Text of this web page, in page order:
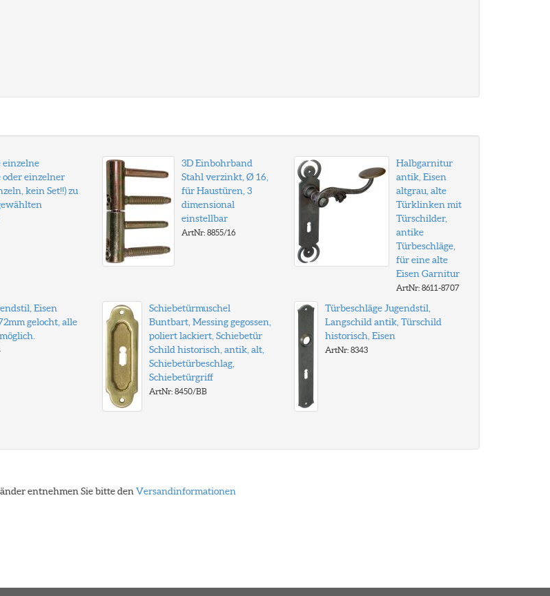
einzelne
oder einzelner
kein Set!!) zu
3D Einbohrband
Stahl verzinkt, Ø 16,
für Haustüren, 3
dimensional
einstellbar
ArtNr: 8855/16
Halbgarnitur
antik, Eisen
altgrau, alte
Türklinken mit
Türschilder,
antike
Türbeschläge,
für eine alte
Eisen Garnitur
ArtNr: 8611-8707
Eisen
gelocht, alle
Schiebetürmuschel
Buntbart, Messing gegossen,
poliert lackiert, Schiebetür
Schild historisch, antik, alt,
Schiebetürbeschlag,
Schiebetürgriff
ArtNr: 8450/BB
Türbeschläge Jugendstil,
Langschild antik, Türschild
historisch, Eisen
ArtNr: 8343
entnehmen Sie bitte den Versandinformationen